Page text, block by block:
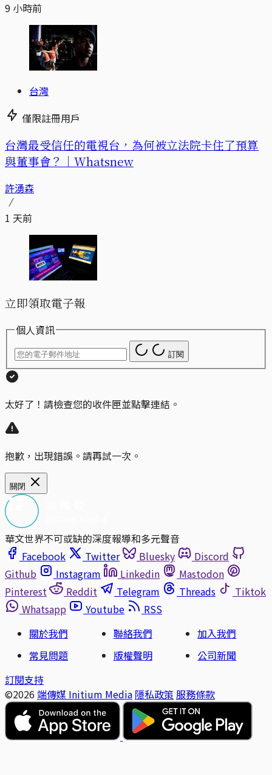
9 小時前
台灣
僅限註冊用戶
台灣最受信任的電視台，為何被立法院卡住了預算
與董事會？｜Whatsnew
許湧森
1 天前
立即領取電子報
個人資訊
訂閱
太好了！請檢查您的收件匣並點擊連結。
抱歉，出現錯誤。請再試一次。
關閉
華文世界不可或缺的深度報導和多元聲音
Facebook
Twitter Bluesky
Discord
Github
Instagram Linkedin
Mastodon
Pinterest
Reddit Telegram Threads
Tiktok
Whatsapp
Youtube
RSS
關於我們
聯絡我們
加入我們
常見問題
版權聲明
公司新聞
訂閱支持
©2026 端傳媒 Initium Media 隱私政策 服務條款